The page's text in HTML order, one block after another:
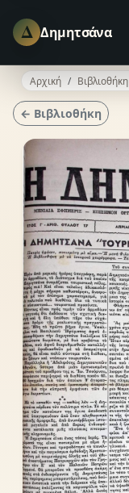
Δ Δημητσάνα
Αρχική Βιβλιοθήκη
← Βιβλιοθήκη